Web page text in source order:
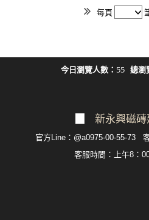
每頁
今日瀏覽人數： 55 總瀏
新永興磁
官方Line：@a0975-00-55-73
客服 時間：上午8：